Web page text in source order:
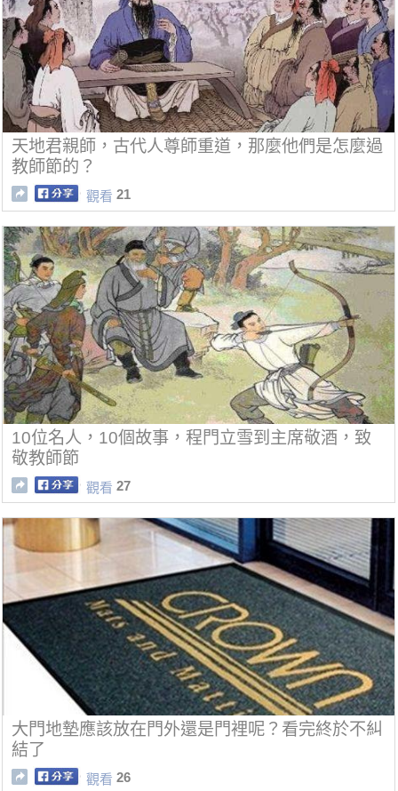
天地君親師，古代人尊師重道，那麼他們是怎麼過
教師節的？
觀看 21
10位名人，10個故事，程門立雪到主席敬酒，致
敬教師節
觀看 27
大門地墊應該放在門外還是門裡呢？看完終於不糾
結了
觀看 26